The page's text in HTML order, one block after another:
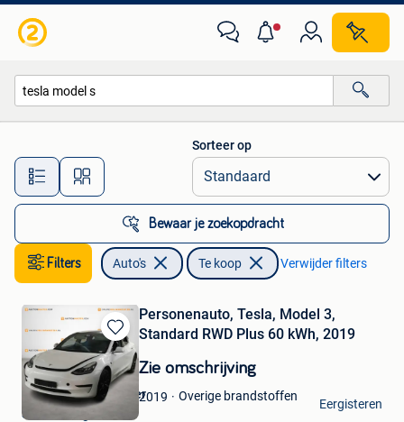
Alle afstanden…
Sorteer op
Bewaar je zoekopdracht
Filters Auto's Te koop Verwijder filters
Bewaren
in
Mijn
Favorieten
Personenauto, Tesla, Model 3,
Standard RWD Plus 60 kWh, 2019
Zie omschrijving
2019 Overige brandstoffen
Onlineveilingmeester
Soesterberg
Eergisteren